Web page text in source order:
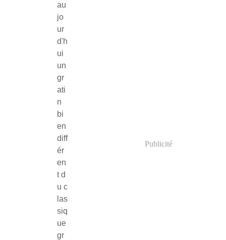
au
jo
ur
d'h
ui
un
gr
ati
n
bi
en
diff
ér
en
t d
u c
las
siq
ue
gr
Publicité